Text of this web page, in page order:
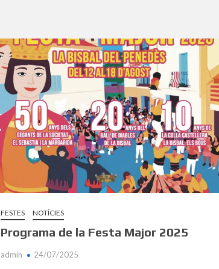
FESTES NOTÍCIES
Programa de la Festa Major 2025
admin 24/07/2025